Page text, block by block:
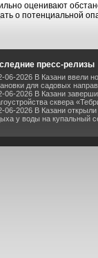
оценивают
о потенциальной
пресс-релизы
06-2026 В Казани ввели
для садовых
06-2026 В Казани
сквера
06-2026 В Казани
у воды на купальный